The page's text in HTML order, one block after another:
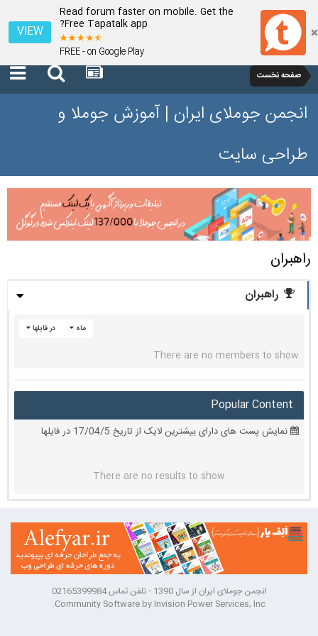
Read forum faster on mobile. Get the
Free Tapatalk app?
FREE - on Google Play
VIEW
صفحه نخست
انجمن جوملای ایران | آموزش جوملا و
طراحی سایت
راهبران
راهبران
در فایلها ماه
There are no members to show
Popular Content
نمایش پست های دارای بیشترین لایک از تاریخ 17/04/5 در فایلها
There are no results to show
انجمن جوملای ایران از سال 1390 - تلفن تماس 02165399984
Community Software by Invision Power Services, Inc.